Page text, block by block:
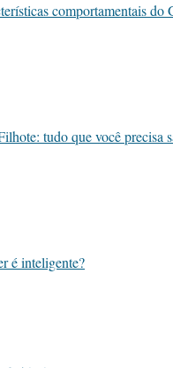
comportamentais do
tudo que você precisa
é inteligente?